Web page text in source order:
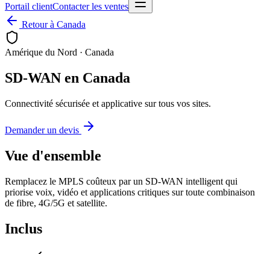
Portail clientContacter les ventes
Retour à Canada
Amérique du Nord · Canada
SD-WAN en Canada
Connectivité sécurisée et applicative sur tous vos sites.
Demander un devis
Vue d'ensemble
Remplacez le MPLS coûteux par un SD-WAN intelligent qui
priorise voix, vidéo et applications critiques sur toute combinaison
de fibre, 4G/5G et satellite.
Inclus